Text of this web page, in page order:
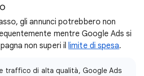
gli annunci potrebbero non
mentre Google Ads si
non superi illimite di spesa.
traffico di alta qualità, Google Ads